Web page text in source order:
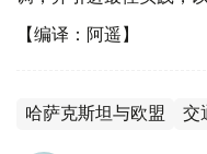
【编译：阿遥】
哈萨克斯坦与欧盟 交